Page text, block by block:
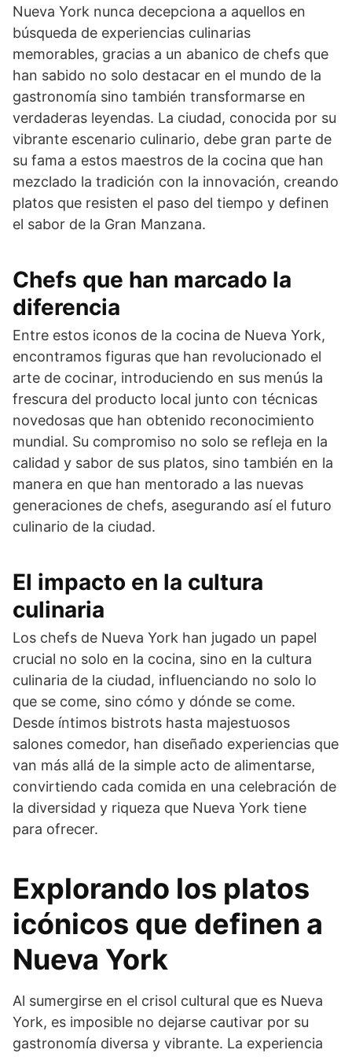
Nueva York nunca decepciona a aquellos en
búsqueda de experiencias culinarias
memorables, gracias a un abanico de chefs que
han sabido no solo destacar en el mundo de la
gastronomía sino también transformarse en
verdaderas leyendas. La ciudad, conocida por su
vibrante escenario culinario, debe gran parte de
su fama a estos maestros de la cocina que han
mezclado la tradición con la innovación, creando
platos que resisten el paso del tiempo y definen
el sabor de la Gran Manzana.
Chefs que han marcado la
diferencia
Entre estos iconos de la cocina de Nueva York,
encontramos figuras que han revolucionado el
arte de cocinar, introduciendo en sus menús la
frescura del producto local junto con técnicas
novedosas que han obtenido reconocimiento
mundial. Su compromiso no solo se refleja en la
calidad y sabor de sus platos, sino también en la
manera en que han mentorado a las nuevas
generaciones de chefs, asegurando así el futuro
culinario de la ciudad.
El impacto en la cultura
culinaria
Los chefs de Nueva York han jugado un papel
crucial no solo en la cocina, sino en la cultura
culinaria de la ciudad, influenciando no solo lo
que se come, sino cómo y dónde se come.
Desde íntimos bistrots hasta majestuosos
salones comedor, han diseñado experiencias que
van más allá de la simple acto de alimentarse,
convirtiendo cada comida en una celebración de
la diversidad y riqueza que Nueva York tiene
para ofrecer.
Explorando los platos
icónicos que definen a
Nueva York
Al sumergirse en el crisol cultural que es Nueva
York, es imposible no dejarse cautivar por su
gastronomía diversa y vibrante. La experiencia